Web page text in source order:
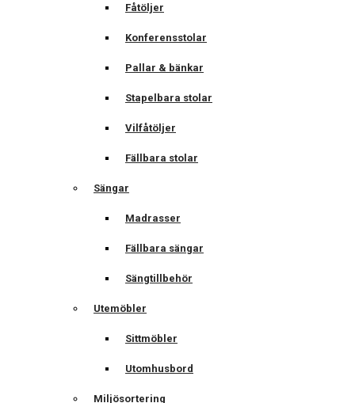
Fåtöljer
Konferensstolar
Pallar & bänkar
Stapelbara stolar
Vilfåtöljer
Fällbara stolar
Sängar
Madrasser
Fällbara sängar
Sängtillbehör
Utemöbler
Sittmöbler
Utomhusbord
Miljösortering